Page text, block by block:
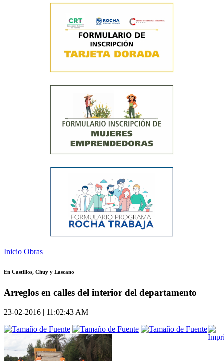
Inicio Obras
En Castillos, Chuy y Lascano
Arreglos en calles del interior del departamento
23-02-2016 | 11:02:43 AM